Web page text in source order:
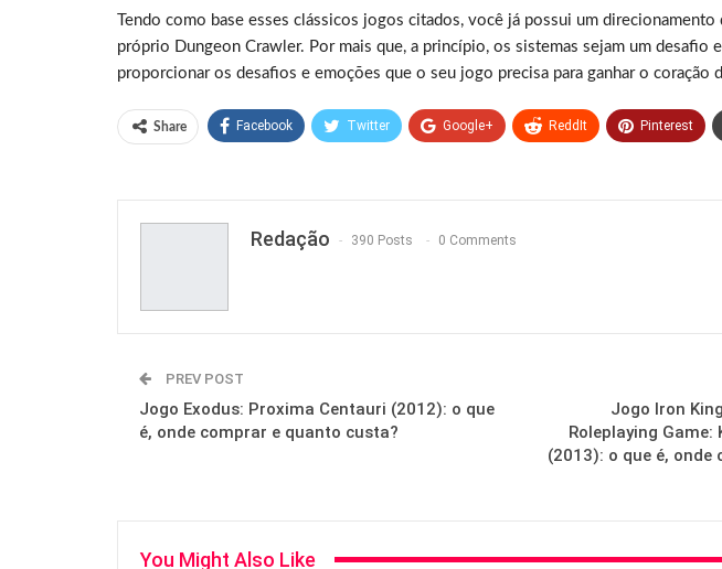
Tendo como base esses clássicos jogos citados, você já possui um
próprio Dungeon Crawler. Por mais que, a princípio, os sistemas sejam um desafio
proporcionar os desafios e emoções que o seu jogo precisa para ganhar o coração
Share Facebook Twitter Google+ ReddIt Pinterest
Redação 390 Posts 0 Comments
PREV POST
Jogo Exodus: Proxima Centauri (2012): o que
é, onde comprar e quanto custa?
Jogo Iron
Roleplaying
(2013): o que é,
You Might Also Like